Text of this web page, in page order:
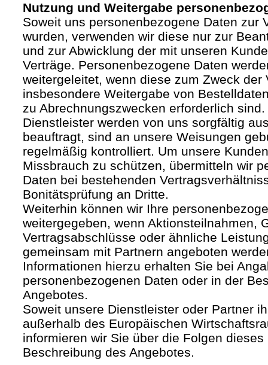
Nutzung und Weitergabe
Soweit uns personenbezogene Daten zur
wurden, verwenden wir diese nur zur
und zur Abwicklung der mit unseren
Verträge. Personenbezogene Daten
weitergeleitet, wenn diese zum Zweck der
insbesondere Weitergabe von
zu Abrechnungszwecken erforderlich
Dienstleister werden von uns sorgfältig
beauftragt, sind an unsere Weisungen
regelmäßig kontrolliert. Um unsere
Missbrauch zu schützen, übermitteln wir
Daten bei bestehenden
Bonitätsprüfung an Dritte.
Weiterhin können wir Ihre
weitergegeben, wenn Aktionsteilnahmen,
Vertragsabschlüsse oder ähnliche
gemeinsam mit Partnern angeboten
Informationen hierzu erhalten Sie bei
personenbezogenen Daten oder in der
Angebotes.
Soweit unsere Dienstleister oder Partner
außerhalb des Europäischen
informieren wir Sie über die Folgen
Beschreibung des Angebotes.